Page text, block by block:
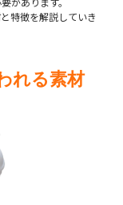
特徴を解説していき
れる素材